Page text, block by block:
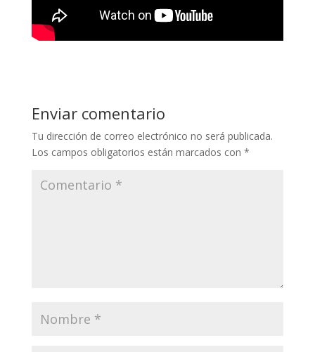
Enviar comentario
Tu dirección de correo electrónico no será publicada.
Los campos obligatorios están marcados con *